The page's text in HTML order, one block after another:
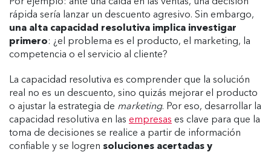
rápida sería lanzar un descuento agresivo. Sin embargo,
una alta capacidad resolutiva implica investigar
primero: ¿el problema es el producto, el marketing, la
competencia o el servicio al cliente?
La capacidad resolutiva es comprender que la solución
real no es un descuento, sino quizás mejorar el producto
o ajustar la estrategia de marketing. Por eso, desarrollar la
capacidad resolutiva en las empresas es clave para que la
toma de decisiones se realice a partir de información
confiable y se logren soluciones acertadas y